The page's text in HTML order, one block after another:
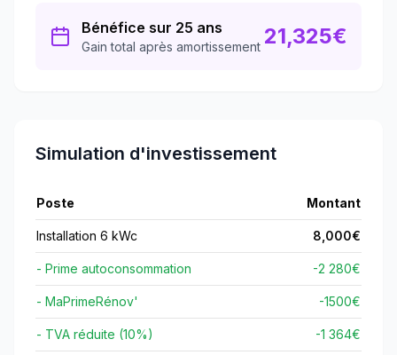
Bénéfice sur 25 ans
Gain total après amortissement 21,325€
Simulation d'investissement
Poste Montant
Installation 6 kWc 8,000€
- Prime autoconsommation -2 280€
- MaPrimeRénov' -1500€
- TVA réduite (10%) -1 364€